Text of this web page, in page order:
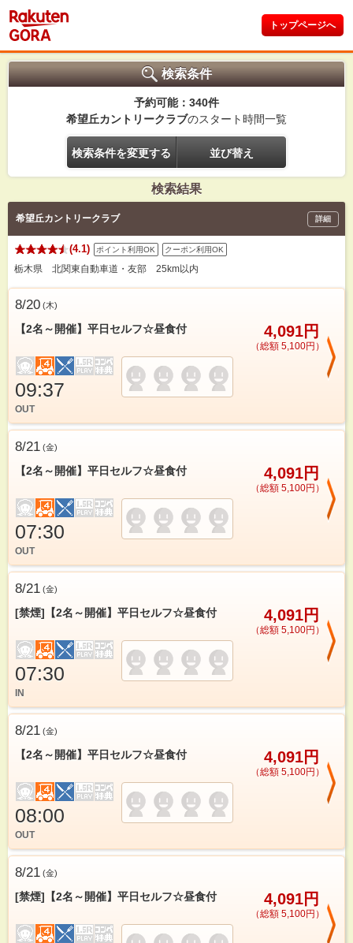
トップページへ
検索条件
予約可能：340件
希望丘カントリークラブのスタート時間一覧
検索条件を変更する 並び替え
検索結果
希望丘カントリークラブ 詳細
(4.1) ポイント利用OK クーポン利用OK
栃木県 北関東自動車道・友部 25km以内
8/20 (木)
【2名～開催】平日セルフ☆昼食付 4,091円
（総額 5,100円）
09:37
OUT
8/21 (金)
【2名～開催】平日セルフ☆昼食付 4,091円
（総額 5,100円）
07:30
OUT
8/21 (金)
[禁煙]【2名～開催】平日セルフ☆昼食付 4,091円
（総額 5,100円）
07:30
IN
8/21 (金)
【2名～開催】平日セルフ☆昼食付 4,091円
（総額 5,100円）
08:00
OUT
8/21 (金)
[禁煙]【2名～開催】平日セルフ☆昼食付 4,091円
（総額 5,100円）